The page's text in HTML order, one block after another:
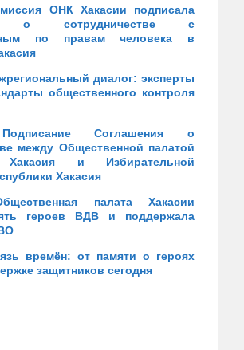
ОНК Хакасии подписала
о сотрудничестве с
по правам человека в
диалог: эксперты
общественного контроля
Подписание Соглашения о
между Общественной палатой
Хакасия и Избирательной
Хакасия
палата Хакасии
героев ВДВ и поддержала
времён: от памяти о героях
защитников сегодня